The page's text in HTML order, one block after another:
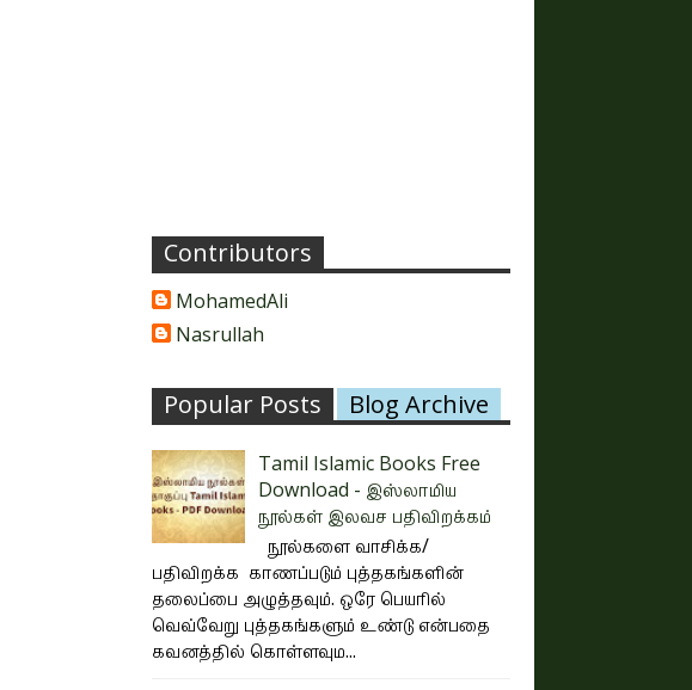
Contributors
MohamedAli
Nasrullah
Popular Posts Blog Archive
Tamil Islamic Books Free
Download - இஸ்லாமிய
நூல்கள் இலவச பதிவிறக்கம்
நூல்களை வாசிக்க/
பதிவிறக்க காணப்படும் புத்தகங்களின்
தலைப்பை அழுத்தவும். ஒரே பெயரில்
வெவ்வேறு புத்தகங்களும் உண்டு என்பதை
கவனத்தில் கொள்ளவும...